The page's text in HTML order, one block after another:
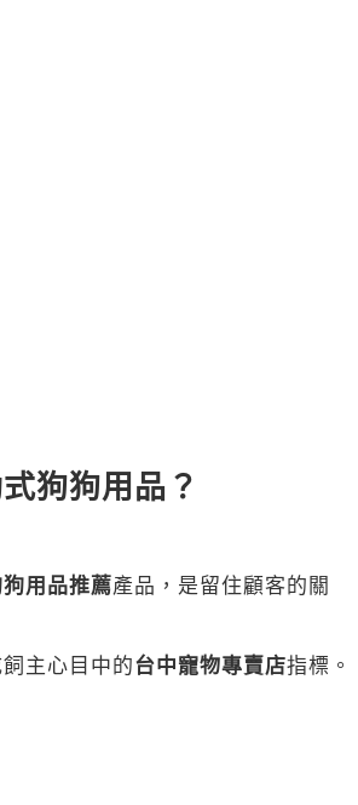
狗狗用品？
用品推薦產品，是留住顧客的關
主心目中的台中寵物專賣店指標。